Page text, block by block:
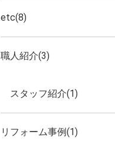
etc(8)
職人紹介(3)
スタッフ紹介(1)
リフォーム事例(1)